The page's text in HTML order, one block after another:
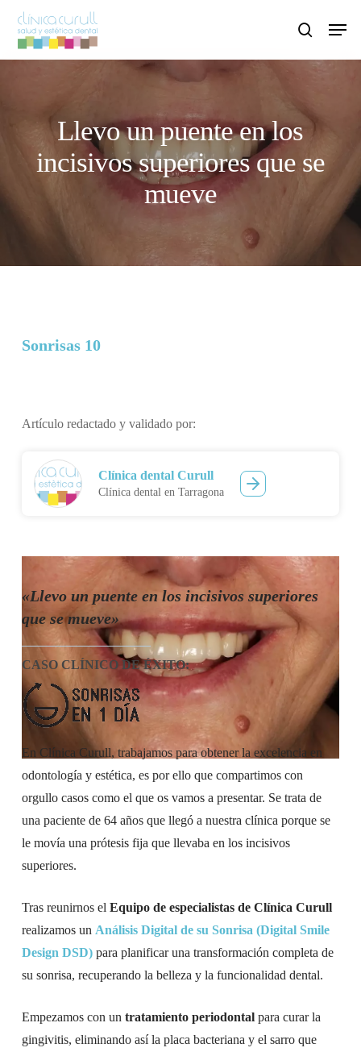
search
Menu
Llevo un puente en los
incisivos superiores que se
mueve
Sonrisas 10
Artículo redactado y validado por:
Clínica dental Curull
Clínica dental en Tarragona
«Llevo un puente en los incisivos superiores
que se mueve»
CASO CLÍNICO DE ÉXITO:
En Clínica Curull, trabajamos para obtener la excelencia en
odontología y estética, es por ello que compartimos con
orgullo casos como el que os vamos a presentar. Se trata de
una paciente de 64 años que llegó a nuestra clínica porque se
le movía una prótesis fija que llevaba en los incisivos
superiores.
Tras reunirnos el Equipo de especialistas de Clínica Curull
realizamos un Análisis Digital de su Sonrisa (Digital Smile
Design DSD) para planificar una transformación completa de
su sonrisa, recuperando la belleza y la funcionalidad dental.
Empezamos con un tratamiento periodontalpara curar la
gingivitis, eliminando así la placa bacteriana y el sarro que